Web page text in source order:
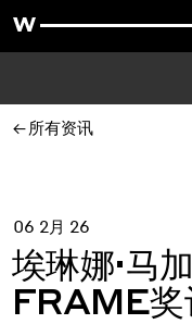
所有资讯
06 2月 26
埃琳娜·马
FRAME奖